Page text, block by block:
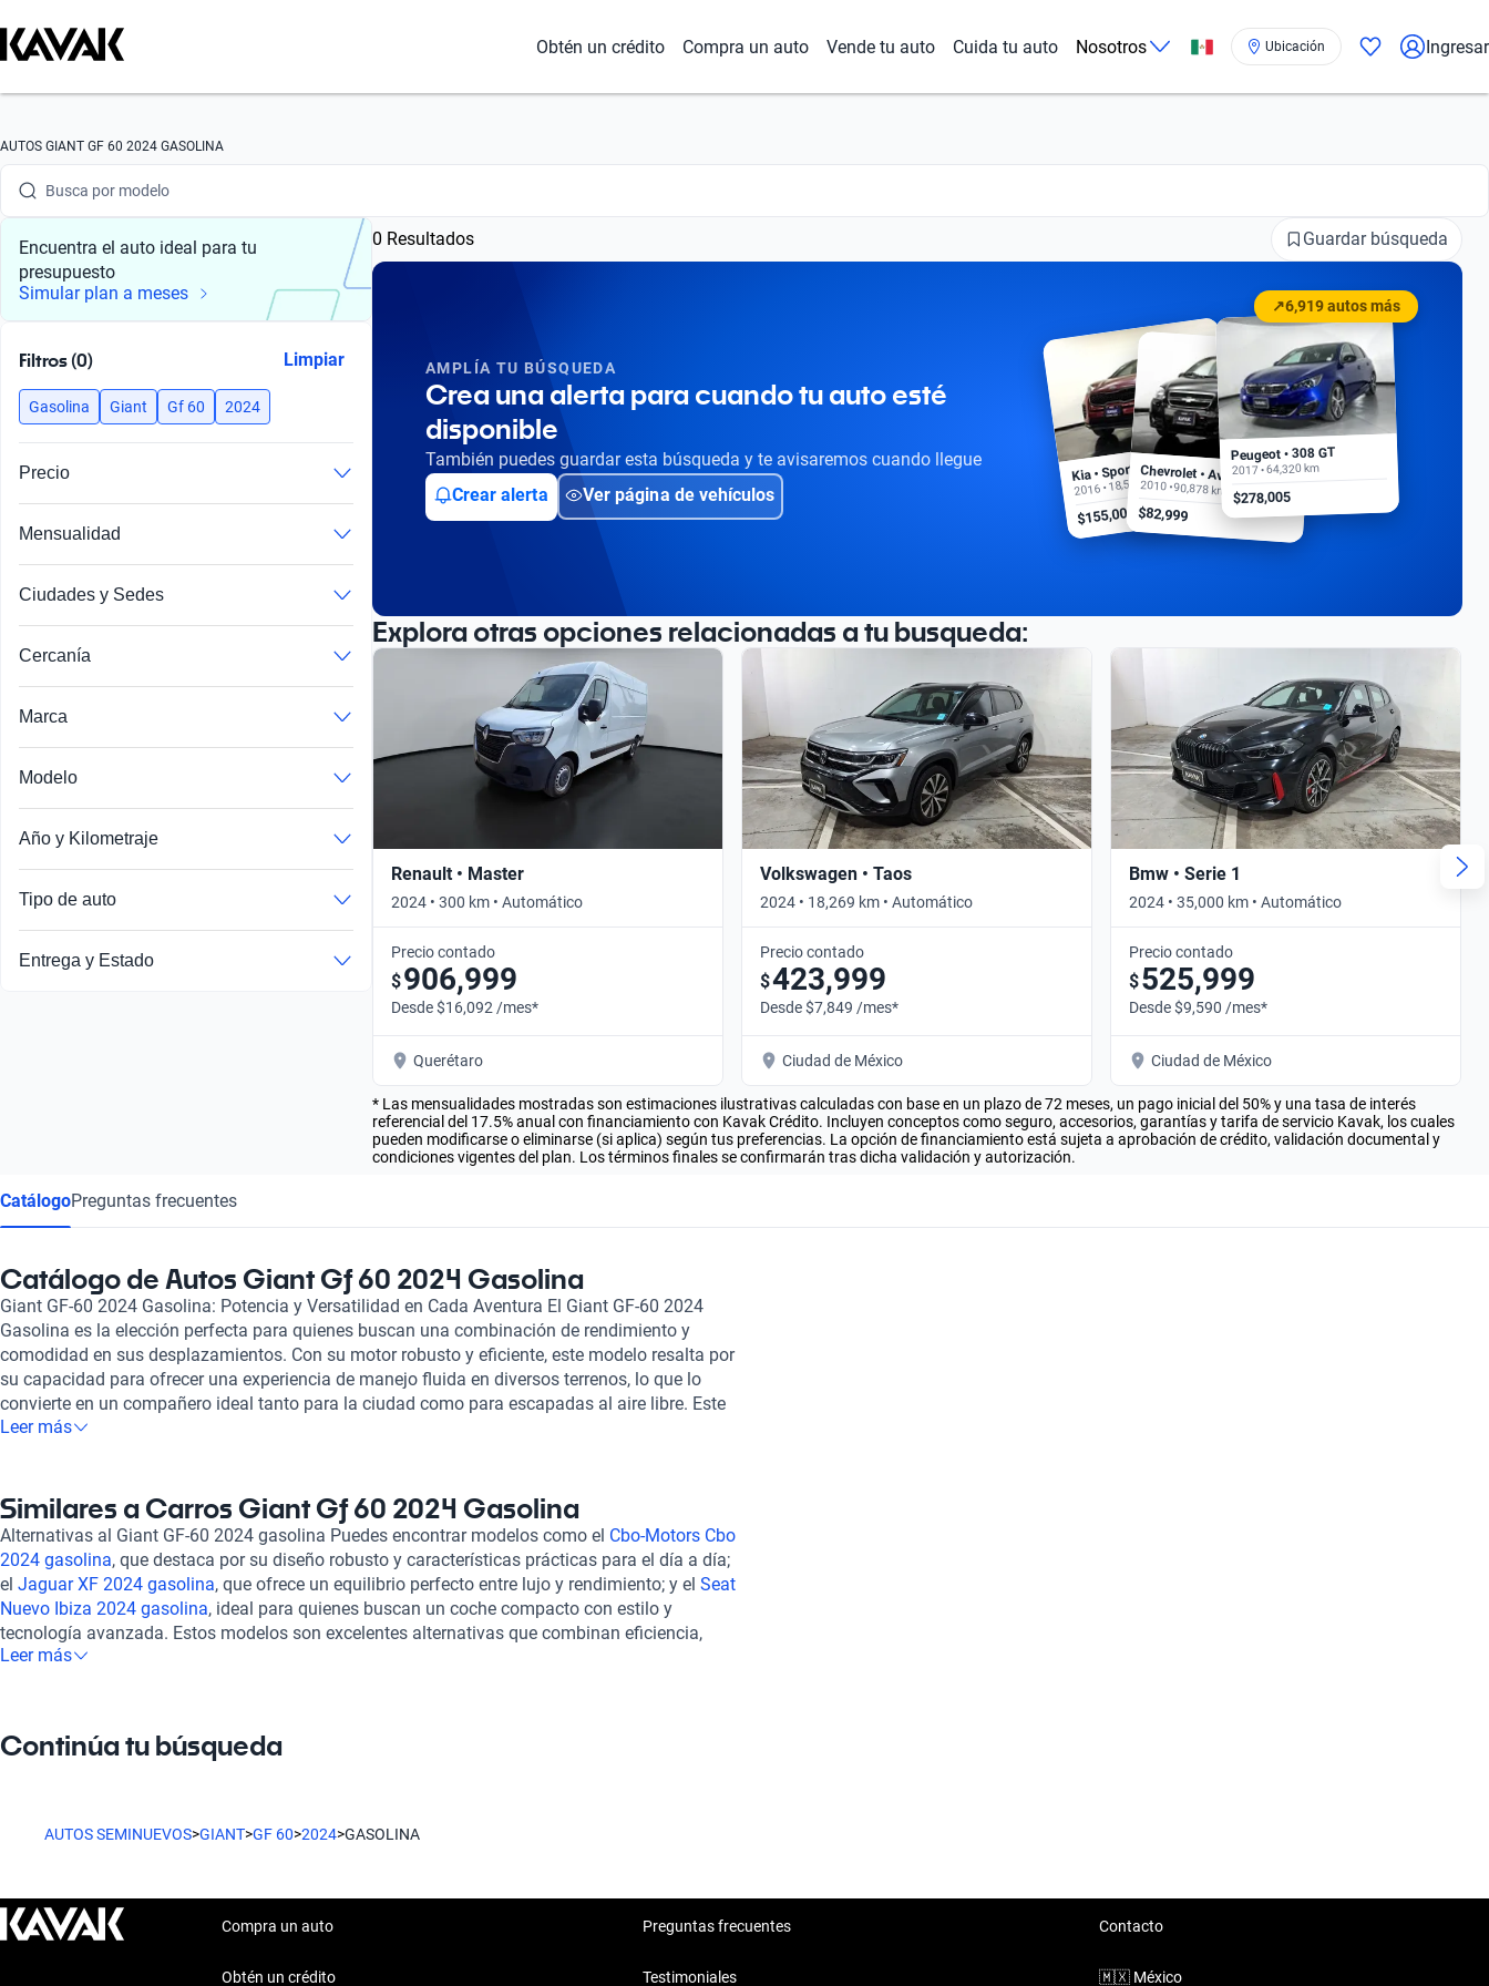
Obtén un crédito Compra un auto Vende tu auto Cuida tu auto Nosotros Ubicación Ingresar
AUTOS GIANT GF 60 2024 GASOLINA
Busca por marca
Busca por modelo
Busca por versión
Busca por año
Busca por modelo
Busca por año
Encuentra el auto ideal para tu
presupuesto
Simular plan a meses
Filtros (0) Limpiar
Gasolina Giant Gf 60 2024
Precio
Mensualidad
Ciudades y Sedes
Cercanía
Marca
Modelo
Año y Kilometraje
Tipo de auto
Entrega y Estado
0 Resultados Guardar búsqueda
AMPLÍA TU BÚSQUEDA
Crea una alerta para cuando tu auto esté
disponible
También puedes guardar esta búsqueda y te avisaremos cuando llegue
Crear alerta
Ver página de vehículos
↗6,919 autos más
Kia • Sportage EX
2016 • 18,500 km
$155,000
Chevrolet • Aveo
2010 • 90,878 km
$82,999
Peugeot • 308 GT
2017 • 64,320 km
$278,005
Explora otras opciones relacionadas a tu busqueda:
Renault • Master
2024 • 300 km • Automático
Precio contado
$906,999
Desde $16,092 /mes*
Querétaro
Volkswagen • Taos
2024 • 18,269 km • Automático
Precio contado
$423,999
Desde $7,849 /mes*
Ciudad de México
Bmw • Serie 1
2024 • 35,000 km • Automático
Precio contado
$525,999
Desde $9,590 /mes*
Ciudad de México
* Las mensualidades mostradas son estimaciones ilustrativas calculadas con base en un plazo de 72 meses, un pago inicial del 50% y una tasa de interés
referencial del 17.5% anual con financiamiento con Kavak Crédito. Incluyen conceptos como seguro, accesorios, garantías y tarifa de servicio Kavak, los cuales
pueden modificarse o eliminarse (si aplica) según tus preferencias. La opción de financiamiento está sujeta a aprobación de crédito, validación documental y
condiciones vigentes del plan. Los términos finales se confirmarán tras dicha validación y autorización.
CatálogoPreguntas frecuentes
Catálogo de Autos Giant Gf 60 2024 Gasolina
Giant GF-60 2024 Gasolina: Potencia y Versatilidad en Cada Aventura El Giant GF-60 2024
Gasolina es la elección perfecta para quienes buscan una combinación de rendimiento y
comodidad en sus desplazamientos. Con su motor robusto y eficiente, este modelo resalta por
su capacidad para ofrecer una experiencia de manejo fluida en diversos terrenos, lo que lo
convierte en un compañero ideal tanto para la ciudad como para escapadas al aire libre. Este
vehículo destaca por su diseño atractivo y aerodinámico, que no solo mejora su apariencia,
comodidad como seguridad al volante. Además, el sistema de suspensión del Giant GF-60
2024 está diseñado para absorber las irregularidades del camino, lo que se traduce en un
manejo más suave y estilizado. Optar por un Giant GF-60 2024 Gasolina en Kavak significa
disfrutar de un proceso de compra completamente en línea, donde cada vehículo pasa por una
rigurosa inspección en más de 240 puntos. Esto garantiza que recibas un automóvil en
óptimas condiciones mecánicas y estéticas. Además, ofrecemos opciones de financiamiento
flexible y planes de garantía adaptados a tus necesidades, así como soporte postventa para
segura.
Leer más
Similares a Carros Giant Gf 60 2024 Gasolina
Alternativas al Giant GF-60 2024 gasolina Puedes encontrar modelos como el Cbo-Motors Cbo
2024 gasolina, que destaca por su diseño robusto y características prácticas para el día a día;
el Jaguar XF 2024 gasolina, que ofrece un equilibrio perfecto entre lujo y rendimiento; y el Seat
Nuevo Ibiza 2024 gasolina, ideal para quienes buscan un coche compacto con estilo y
tecnología avanzada. Estos modelos son excelentes alternativas que combinan eficiencia,
diseño y confort, adecuándose a diversas necesidades y preferencias de conducción.
Leer más
Continúa tu búsqueda
AUTOS SEMINUEVOS>GIANT>GF 60>2024>GASOLINA
Compra un auto
Obtén un crédito
Preguntas frecuentes
Testimoniales
Contacto
🇲🇽 México